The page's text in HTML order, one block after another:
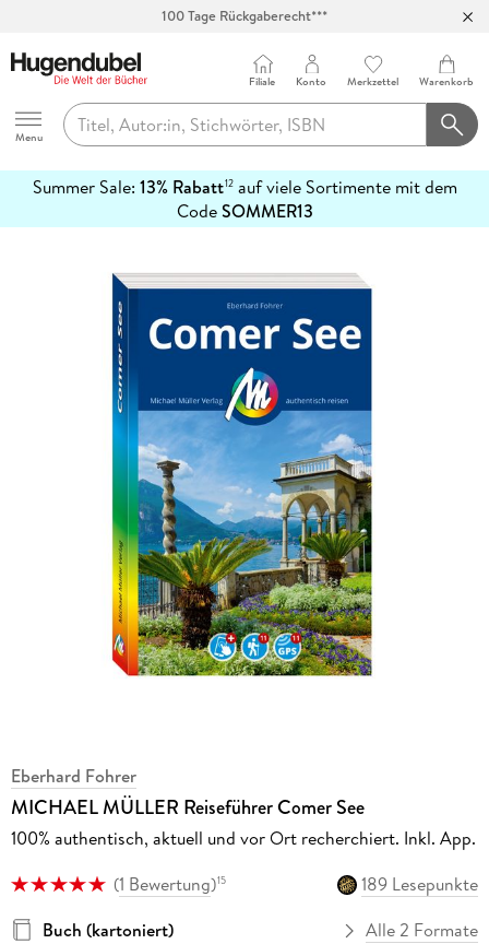
100 Tage Rückgaberecht***
Hugendubel
Menu
Filiale Konto Merkzettel Warenkorb
Summer Sale: 13% Rabatt12auf viele Sortimente mit dem
CodeSOMMER13
erfahren
Eberhard Fohrer
MICHAEL MÜLLER Reiseführer Comer See
100% authentisch, aktuell und vor Ort recherchiert. Inkl. App.
(1 Bewertung)15
189 Lesepunkte
Buch (kartoniert)
Alle 2 Formate